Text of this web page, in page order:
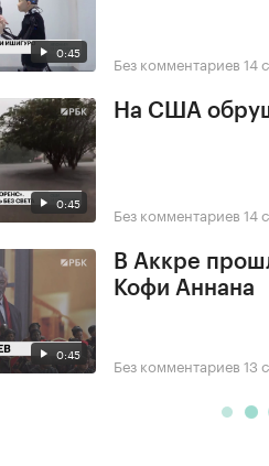
0:45 Без комментариев 14
0:45
На США
Без комментариев 14
0:45
В Аккре
Кофи Аннана
Без комментариев 13